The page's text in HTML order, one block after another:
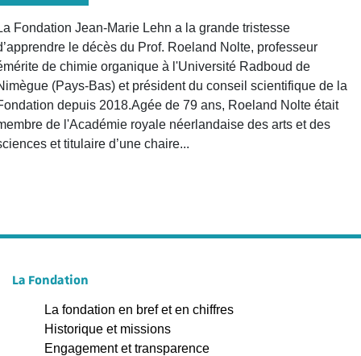
Fondation Jean-Marie Lehn a la grande tristesse
le décès du Prof. Roeland Nolte, professeur
de chimie organique à l'Université Radboud de
(Pays-Bas) et président du conseil scientifique de la
depuis 2018.Agée de 79 ans, Roeland Nolte était
de l'Académie royale néerlandaise des arts et des
et titulaire d’une chaire...
La Fondation
La fondation en bref et en chiffres
Historique et missions
Engagement et transparence